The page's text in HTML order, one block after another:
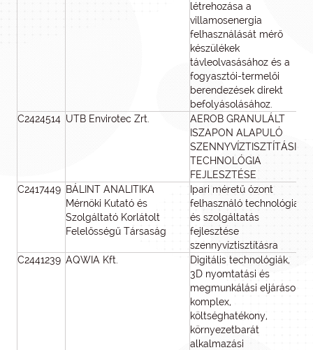
létrehozása a
villamosenergia
felhasználását mérő
készülékek
távleolvasásához és a
fogyasztói-termelői
berendezések direkt
befolyásolásához.
C2424514 UTB Envirotec Zrt.
AEROB GRANULÁLT
ISZAPON ALAPULÓ
SZENNYVÍZTISZTÍTÁSI
TECHNOLÓGIA
FEJLESZTÉSE
C2417449 BÁLINT ANALITIKA
Mérnöki Kutató és
Szolgáltató Korlátolt
Felelősségű Társaság
Ipari méretű ózont
felhasználó technológia
és szolgáltatás
fejlesztése
szennyvíztisztításra
C2441239 AQWIA Kft.
Digitális technológiák,
3D nyomtatási és
megmunkálási eljárások
komplex,
költséghatékony,
környezetbarát
alkalmazási